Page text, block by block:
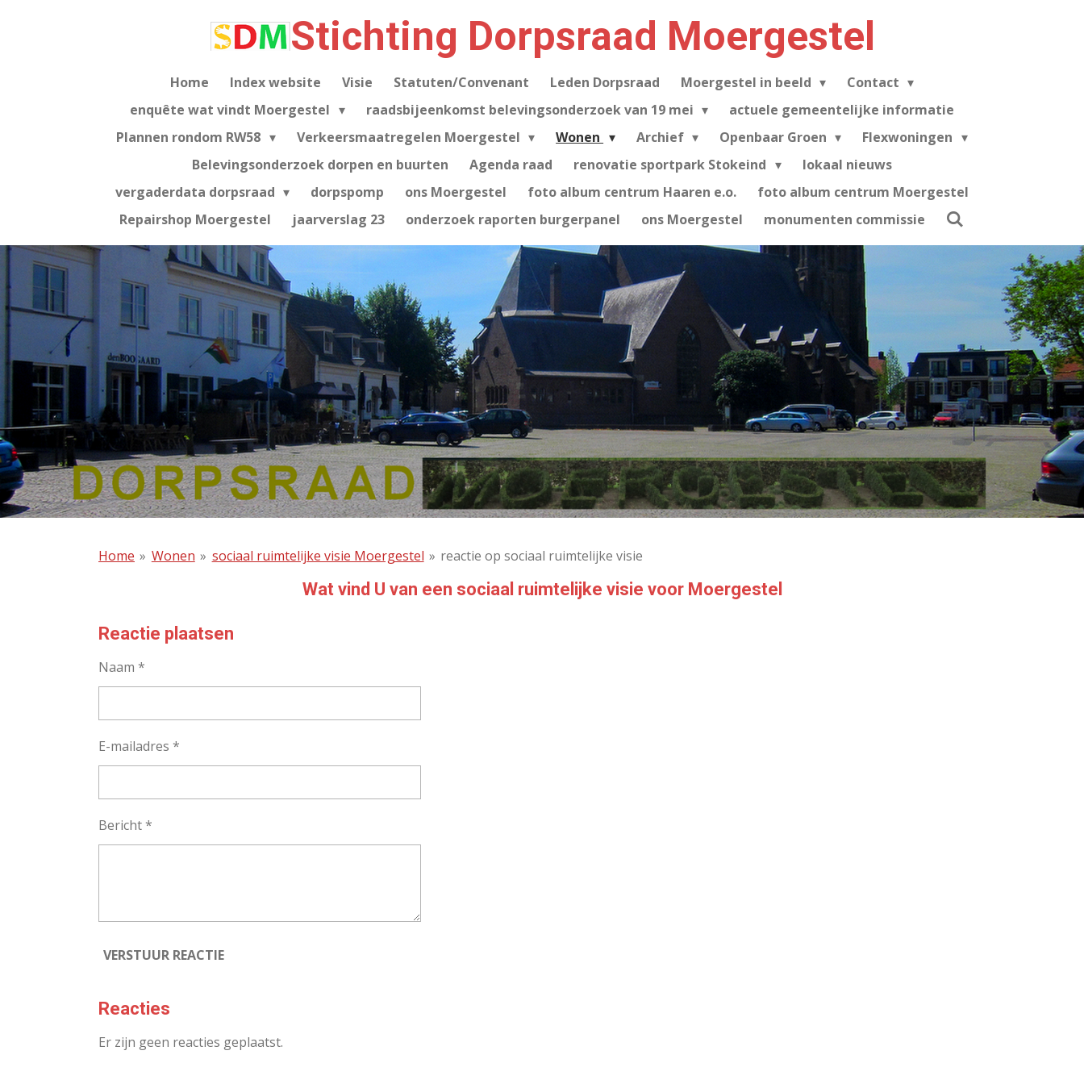
Stichting Dorpsraad Moergestel
Home Index website Visie Statuten/Convenant Leden Dorpsraad Moergestel in beeld
Contact
enquête wat vindt Moergestel
raadsbijeenkomst belevingsonderzoek van 19 mei
actuele gemeentelijke informatie
Plannen rondom RW58
Verkeersmaatregelen Moergestel Wonen Archief Openbaar Groen
Flexwoningen
Belevingsonderzoek dorpen en buurten
Agenda raad renovatie sportpark Stokeind
lokaal nieuws
vergaderdata dorpsraad
dorpspomp ons Moergestel foto album centrum Haaren e.o.
foto album centrum Moergestel
Repairshop Moergestel
jaarverslag 23 onderzoek raporten burgerpanel ons Moergestel monumenten commissie
Home » Wonen » sociaal ruimtelijke visie Moergestel » reactie op sociaal ruimtelijke visie
Wat vind U van een sociaal ruimtelijke visie voor Moergestel
Reactie plaatsen
Naam *
E-mailadres *
Bericht *
VERSTUUR REACTIE
Reacties
Er zijn geen reacties geplaatst.